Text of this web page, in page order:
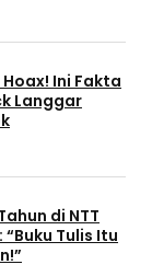
Ini Fakta
Langgar
di NTT
Tulis Itu